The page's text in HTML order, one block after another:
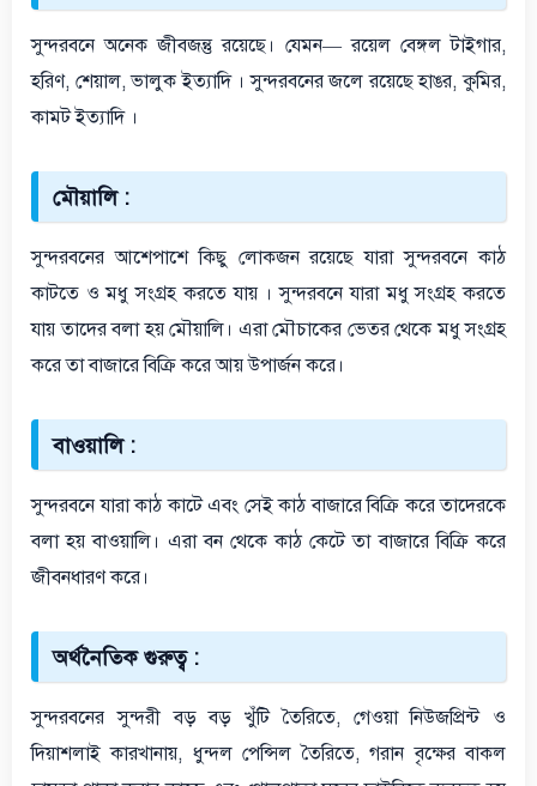
সুন্দরবনে অনেক জীবজন্তু রয়েছে। যেমন— রয়েল বেঙ্গল টাইগার,
হরিণ, শেয়াল, ভালুক ইত্যাদি । সুন্দরবনের জলে রয়েছে হাঙর, কুমির,
কামট ইত্যাদি ।
মৌয়ালি :
সুন্দরবনের আশেপাশে কিছু লোকজন রয়েছে যারা সুন্দরবনে কাঠ
কাটতে ও মধু সংগ্রহ করতে যায় । সুন্দরবনে যারা মধু সংগ্রহ করতে
যায় তাদের বলা হয় মৌয়ালি। এরা মৌচাকের ভেতর থেকে মধু সংগ্রহ
করে তা বাজারে বিক্রি করে আয় উপার্জন করে।
বাওয়ালি :
সুন্দরবনে যারা কাঠ কাটে এবং সেই কাঠ বাজারে বিক্রি করে তাদেরকে
বলা হয় বাওয়ালি। এরা বন থেকে কাঠ কেটে তা বাজারে বিক্রি করে
জীবনধারণ করে।
অর্থনৈতিক গুরুত্ব :
সুন্দরবনের সুন্দরী বড় বড় খুঁটি তৈরিতে, গেওয়া নিউজপ্রিন্ট ও
দিয়াশলাই কারখানায়, ধুন্দল পেন্সিল তৈরিতে, গরান বৃক্ষের বাকল